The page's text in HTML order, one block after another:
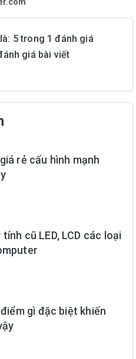
5 trong 1 đánh giá
giá bài viết
rẻ cấu hình mạnh
cũ LED, LCD các loại
gì đặc biệt khiến